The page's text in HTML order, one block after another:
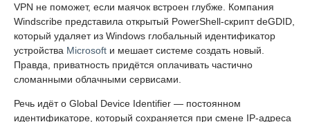
VPN не поможет, если маячок встроен глубже. Компания
Windscribe представила открытый PowerShell-скрипт deGDID,
который удаляет из Windows глобальный идентификатор
устройства Microsoft и мешает системе создать новый.
Правда, приватность придётся оплачивать частично
сломанными облачными сервисами.
Речь идёт о Global Device Identifier — постоянном
идентификаторе, который сохраняется при смене IP-адреса